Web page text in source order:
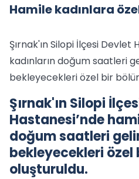
Hamile kadınlara
Şırnak'ın Silopi İlçesi Devlet
kadınların doğum saatleri
bekleyecekleri özel bir
Şırnak'ın Silopi
Hastanesi’nde
doğum saatleri
bekleyecekleri özel
oluşturuldu.